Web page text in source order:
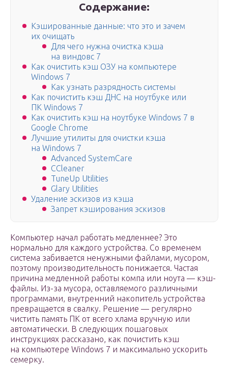
Содержание:
Кэшированные данные: что это и зачем
их очищать
Для чего нужна очистка кэша
на виндовс 7
Как очистить кэш ОЗУ на компьютере
Windows 7
Как узнать разрядность системы
Как почистить кэш ДНС на ноутбуке или
ПК Windows 7
Как очистить кэш на ноутбуке Windows 7 в
Google Chrome
Лучшие утилиты для очистки кэша
на Windows 7
Advanced SystemCare
CCleaner
TuneUp Utilities
Glary Utilities
Удаление эскизов из кэша
Запрет кэширования эскизов
Компьютер начал работать медленнее? Это
нормально для каждого устройства. Со временем
система забивается ненужными файлами, мусором,
поэтому производительность понижается. Частая
причина медленной работы компа или ноута — кэш-
файлы. Из-за мусора, оставляемого различными
программами, внутренний накопитель устройства
превращается в свалку. Решение — регулярно
чистить память ПК от всего хлама вручную или
автоматически. В следующих пошаговых
инструкциях рассказано, как почистить кэш
на компьютере Windows 7 и максимально ускорить
семерку.